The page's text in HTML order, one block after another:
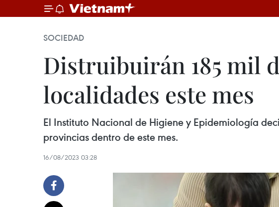
SOCIEDAD
Distruibuirán 185 mil
localidades este mes
El Instituto Nacional de Higiene y Epidemiología
provincias dentro de este mes.
16/08/2023 03:28